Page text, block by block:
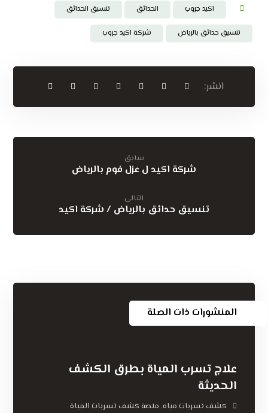
اكيد جروب الحدائق تنسيق الحدائق
تنسيق حدائق بالرياض شركة اكيد جروب
سابق
شركة اكيد ل عزل فوم بالرياض
التالي
تنسيق حدائق بالرياض / شركة اكيد
المنشورات ذات الصلة
علاج تسرب المياة بطرق الكشف
الحديثة
كشف تسربات مياه, منصة كشف تسربات المياة